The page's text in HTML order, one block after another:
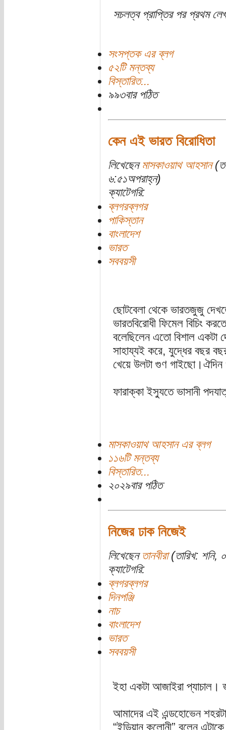
সচলত্ব প্রাপ্তির পর প্রথম
সংসপ্তক এর ব্লগ
৫২টি মন্তব্য
বিস্তারিত...
৯৯৩বার পঠিত
কেন এই ভারত বিরোধিতা
লিখেছেন মাসকাওয়াথ আহসান
৬:৫১অপরাহ্ন)
ক্যাটেগরি:
ব্লগরব্লগর
পাকিস্তান
বাংলাদেশ
ভারত
সববয়সী
ছোটবেলা থেকে ভারতজুজু
ভারতবিরোধী ফিমেল বিচিং
বলেছিলেন এতো বিশাল একটা
সাহায্যই করে, যুদ্ধের বছর
খেয়ে উলটা গুণ গাইছো।ঐদিন
ফারাক্কা ইস্যুতে ভাসানী
মাসকাওয়াথ আহসান এর ব্লগ
১১৬টি মন্তব্য
বিস্তারিত...
২০২৯বার পঠিত
নিজের ঢাক নিজেই
লিখেছেন তানবীরা(তারিখ: শনি,
ক্যাটেগরি:
ব্লগরব্লগর
দিনপঞ্জি
নাচ
বাংলাদেশ
ভারত
সববয়সী
ইহা একটা আজাইরা প্যাচাল।
আমাদের এই এন্ডহোভেন
“ইন্ডিয়ান কলোনী” বলেন